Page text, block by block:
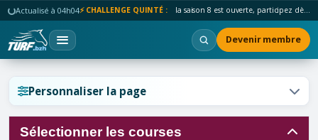
Actualisé à 04h04⚡ CHALLENGE QUINTÉ : la saison 8 est ouverte, participez dès maintenant !
Devenir membre
Personnaliser la page
Sélectionner les courses
Réinitialiser l'affichage ?